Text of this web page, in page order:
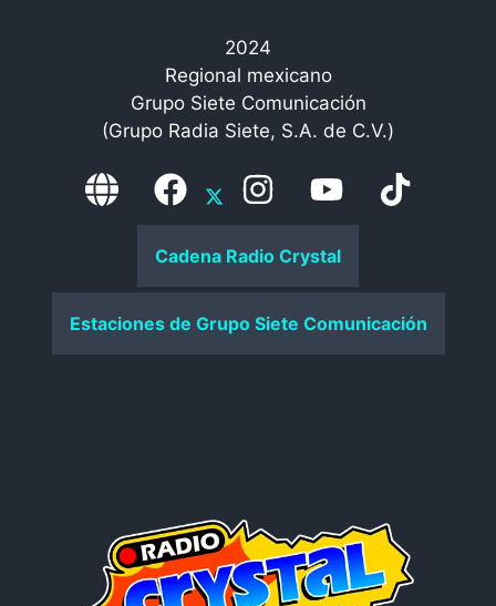
2024
Regional mexicano
Grupo Siete Comunicación
(Grupo Radia Siete, S.A. de C.V.)
Cadena Radio Crystal
Estaciones de Grupo Siete Comunicación